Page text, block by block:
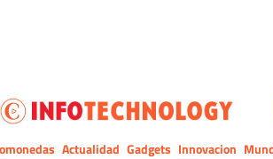
Dólar
Actualidad Gadgets Innovacion